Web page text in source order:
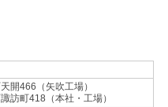
開466（矢吹工場）
町418（本社・工場）